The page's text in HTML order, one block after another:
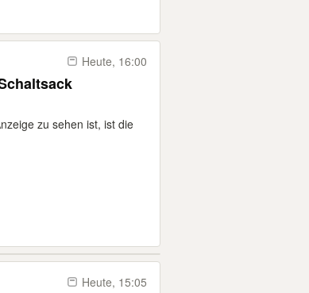
Heute, 16:00
zu sehen ist, ist die
Heute, 15:05